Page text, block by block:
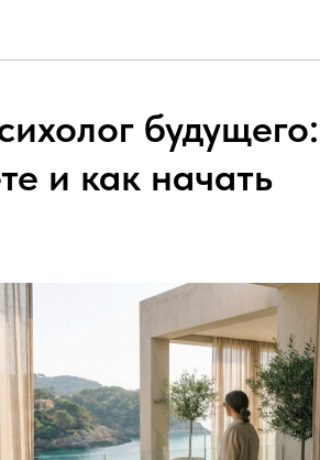
будущего:
и как начать